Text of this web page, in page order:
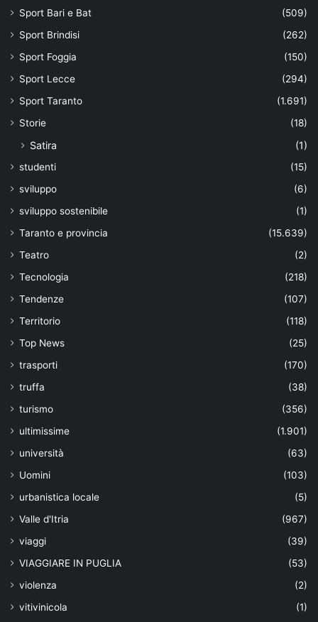
Sport Bari e Bat
(509)
Sport Brindisi
(262)
Sport Foggia
(150)
Sport Lecce
(294)
Sport Taranto
(1.691)
Storie
(18)
Satira (1)
studenti
(15)
sviluppo
(6)
sviluppo sostenibile
(1)
Taranto e provincia
(15.639)
Teatro
(2)
Tecnologia
(218)
Tendenze
(107)
Territorio
(118)
Top News
(25)
trasporti
(170)
truffa
(38)
turismo
(356)
ultimissime
(1.901)
università
(63)
Uomini
(103)
urbanistica locale
(5)
Valle d'Itria
(967)
viaggi
(39)
VIAGGIARE IN PUGLIA
(53)
violenza
(2)
vitivinicola
(1)